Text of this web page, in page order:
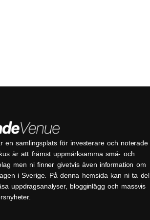
en samlingsplats för investerare och noterade
är att främst uppmärksamma små- och
men ni finner givetvis även information om
i Sverige. På denna hemsida kan ni ta del
uppdragsanalyser, blogginlägg och massvis